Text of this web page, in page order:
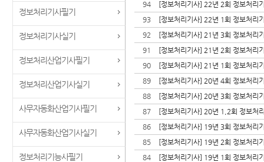
정보처리기사필기
정보처리기사실기
정보처리산업기사필기
정보처리산업기사실기
사무자동화산업기사필기
사무자동화산업기사실기
정보처리기능사필기
94
[정보처리기사] 22년 2회 정보처리
93
[정보처리기사] 22년 1회 정보처리
92
[정보처리기사] 21년 3회 정보처리
91
[정보처리기사] 21년 2회 정보처리
90
[정보처리기사] 21년 1회 정보처리
89
[정보처리기사] 20년 4회 정보처리
88
[정보처리기사] 20년 3회 정보처리
87
[정보처리기사] 20년 1,2회 정보처
86
[정보처리기사] 19년 3회 정보처리
85
[정보처리기사] 19년 2회 정보처리
84
[정보처리기사] 19년 1회 정보처리